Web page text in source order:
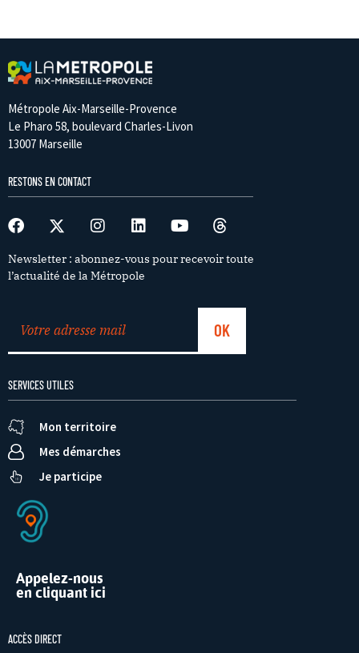
Métropole Aix-Marseille-Provence
Le Pharo 58, boulevard Charles-Livon
13007 Marseille
RESTONS EN CONTACT
Newsletter : abonnez-vous pour recevoir toute
l’actualité de la Métropole
SERVICES UTILES
Mon territoire
Mes démarches
Je participe
Appelez-nous
en cliquant ici
ACCÈS DIRECT